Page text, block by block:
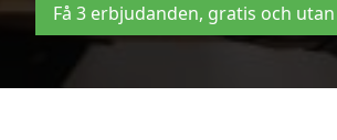
Få 3 erbjudanden, gratis och